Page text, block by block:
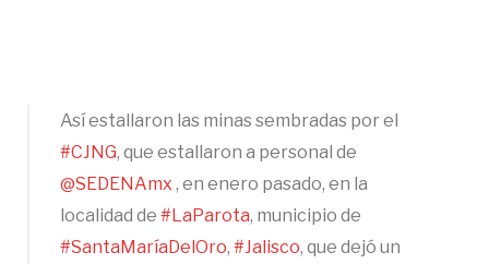
Así estallaron las minas sembradas por el
#CJNG, que estallaron a personal de
@SEDENAmx , en enero pasado, en la
localidad de #LaParota, municipio de
#SantaMaríaDelOro, #Jalisco, que dejó un